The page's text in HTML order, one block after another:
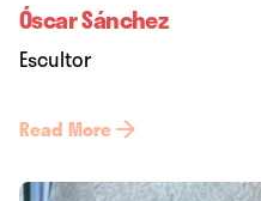
Óscar Sánchez
Escultor
Read More